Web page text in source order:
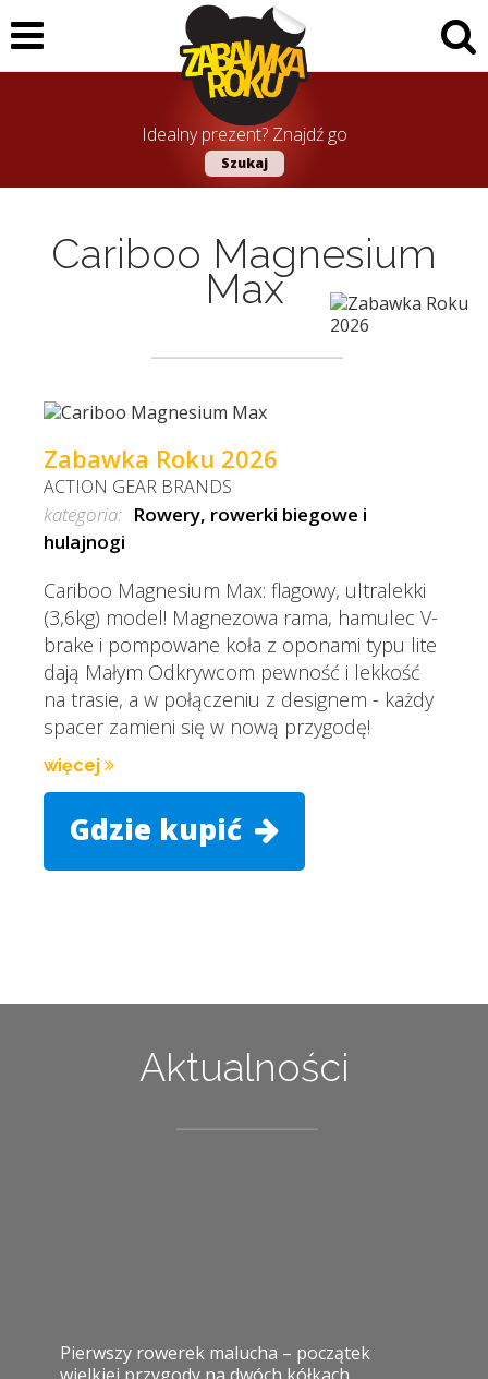
Idealny prezent? Znajdź go
Szukaj
Cariboo Magnesium
Max
Zabawka Roku 2026
ACTION GEAR BRANDS
kategoria: Rowery, rowerki biegowe i
hulajnogi
Cariboo Magnesium Max: flagowy, ultralekki
(3,6kg) model! Magnezowa rama, hamulec V-
brake i pompowane koła z oponami typu lite
dają Małym Odkrywcom pewność i lekkość
na trasie, a w połączeniu z designem - każdy
spacer zamieni się w nową przygodę!
więcej
Gdzie kupić
Aktualności
Pierwszy rowerek malucha – początek